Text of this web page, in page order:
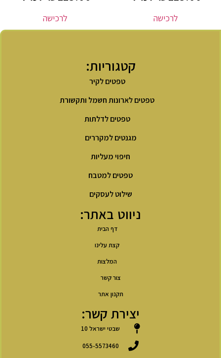
לרכישה לרכישה
קטגוריות:
טפטים לקיר
טפטים לארונות חשמל ותקשורת
טפטים לדלתות
מגנטים למקררים
חיפוי מעליות
טפטים למטבח
שילוט לעסקים
ניווט באתר:
דף הבית
קצת עלינו
המלצות
צור קשר
תקנון אתר
יצירת קשר:
שבטי ישראל 10
055-5573460